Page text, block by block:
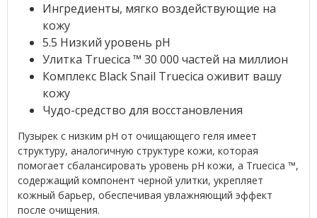
Ингредиенты, мягко воздействующие на
кожу
5.5 Низкий уровень pH
Улитка Truecica ™ 30 000 частей на миллион
Комплекс Black Snail Truecica оживит вашу
кожу
Чудо-средство для восстановления
Пузырек с низким pH от очищающего геля имеет
структуру, аналогичную структуре кожи, которая
помогает сбалансировать уровень pH кожи, а Truecica ™,
содержащий компонент черной улитки, укрепляет
кожный барьер, обеспечивая увлажняющий эффект
после очищения.